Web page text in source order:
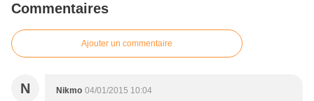
Commentaires
Ajouter un commentaire
N Nikmo 04/01/2015 10:04